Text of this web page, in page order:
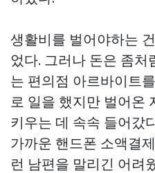
생활비를 벌어야하는
었다. 그러나 돈은 좀처
는 편의점 아르바이트
로 일을 했지만 벌어온
키우는 데 속속 들어갔
가까운 핸드폰 소액결
런 남편을 말리긴 어려